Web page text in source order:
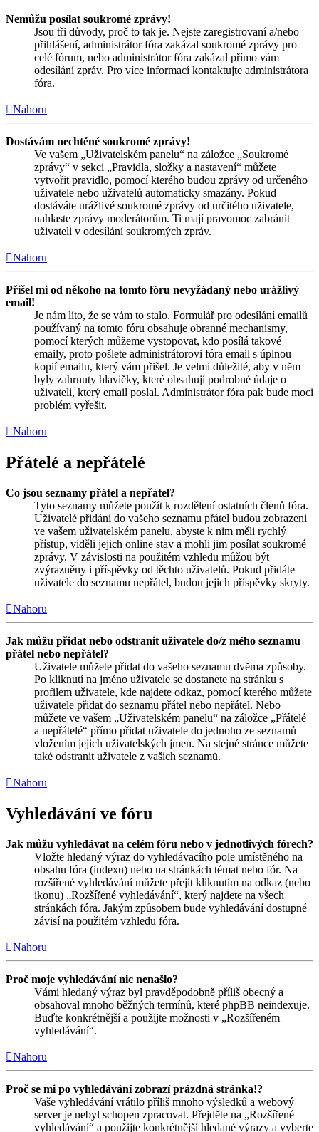
Nemůžu posílat soukromé zprávy!
Jsou tři důvody, proč to tak je. Nejste zaregistrovaní a/nebo
přihlášení, administrátor fóra zakázal soukromé zprávy pro
celé fórum, nebo administrátor fóra zakázal přímo vám
odesílání zpráv. Pro více informací kontaktujte administrátora
fóra.
Nahoru
Dostávám nechtěné soukromé zprávy!
Ve vašem „Uživatelském panelu“ na záložce „Soukromé
zprávy“ v sekci „Pravidla, složky a nastavení“ můžete
vytvořit pravidlo, pomocí kterého budou zprávy od určeného
uživatele nebo uživatelů automaticky smazány. Pokud
dostáváte urážlivé soukromé zprávy od určitého uživatele,
nahlaste zprávy moderátorům. Ti mají pravomoc zabránit
uživateli v odesílání soukromých zpráv.
Nahoru
Přišel mi od někoho na tomto fóru nevyžádaný nebo urážlivý
email!
Je nám líto, že se vám to stalo. Formulář pro odesílání emailů
používaný na tomto fóru obsahuje obranné mechanismy,
pomocí kterých můžeme vystopovat, kdo posílá takové
emaily, proto pošlete administrátorovi fóra email s úplnou
kopií emailu, který vám přišel. Je velmi důležité, aby v něm
byly zahrnuty hlavičky, které obsahují podrobné údaje o
uživateli, který email poslal. Administrátor fóra pak bude moci
problém vyřešit.
Nahoru
Přátelé a nepřátelé
Co jsou seznamy přátel a nepřátel?
Tyto seznamy můžete použít k rozdělení ostatních členů fóra.
Uživatelé přidáni do vašeho seznamu přátel budou zobrazeni
ve vašem uživatelském panelu, abyste k nim měli rychlý
přístup, viděli jejich online stav a mohli jim posílat soukromé
zprávy. V závislosti na použitém vzhledu můžou být
zvýrazněny i příspěvky od těchto uživatelů. Pokud přidáte
uživatele do seznamu nepřátel, budou jejich příspěvky skryty.
Nahoru
Jak můžu přidat nebo odstranit uživatele do/z mého seznamu
přátel nebo nepřátel?
Uživatele můžete přidat do vašeho seznamu dvěma způsoby.
Po kliknutí na jméno uživatele se dostanete na stránku s
profilem uživatele, kde najdete odkaz, pomocí kterého můžete
uživatele přidat do seznamu přátel nebo nepřátel. Nebo
můžete ve vašem „Uživatelském panelu“ na záložce „Přátelé
a nepřátelé“ přímo přidat uživatele do jednoho ze seznamů
vložením jejich uživatelských jmen. Na stejné stránce můžete
také odstranit uživatele z vašich seznamů.
Nahoru
Vyhledávání ve fóru
Jak můžu vyhledávat na celém fóru nebo v jednotlivých fórech?
Vložte hledaný výraz do vyhledávacího pole umístěného na
obsahu fóra (indexu) nebo na stránkách témat nebo fór. Na
rozšířené vyhledávání můžete přejít kliknutím na odkaz (nebo
ikonu) „Rozšířené vyhledávání“, který najdete na všech
stránkách fóra. Jakým způsobem bude vyhledávání dostupné
závisí na použitém vzhledu fóra.
Nahoru
Proč moje vyhledávání nic nenašlo?
Vámi hledaný výraz byl pravděpodobně příliš obecný a
obsahoval mnoho běžných termínů, které phpBB neindexuje.
Buďte konkrétnější a použijte možnosti v „Rozšířeném
vyhledávání“.
Nahoru
Proč se mi po vyhledávání zobrazí prázdná stránka!?
Vaše vyhledávání vrátilo příliš mnoho výsledků a webový
server je nebyl schopen zpracovat. Přejděte na „Rozšířené
vyhledávání“ a použijte konkrétnější hledané výrazy a vyberte